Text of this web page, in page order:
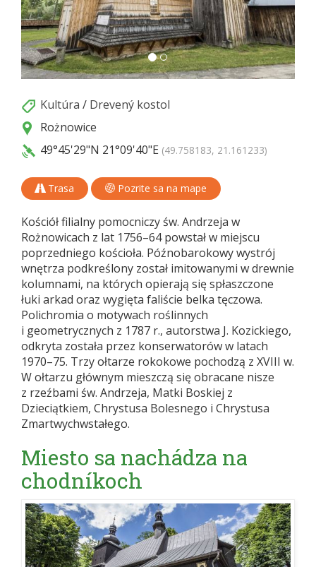
Kultúra / Drevený kostol
Rożnowice
49°45'29"N 21°09'40"E (49.758183, 21.161233)
Trasa Pozrite sa na mape
Kościół filialny pomocniczy św. Andrzeja w
Rożnowicach z lat 1756–64 powstał w miejscu
poprzedniego kościoła. Późnobarokowy wystrój
wnętrza podkreślony został imitowanymi w drewnie
kolumnami, na których opierają się spłaszczone
łuki arkad oraz wygięta faliście belka tęczowa.
Polichromia o motywach roślinnych
i geometrycznych z 1787 r., autorstwa J. Kozickiego,
odkryta została przez konserwatorów w latach
1970–75. Trzy ołtarze rokokowe pochodzą z XVIII w.
W ołtarzu głównym mieszczą się obracane nisze
z rzeźbami św. Andrzeja, Matki Boskiej z
Dzieciątkiem, Chrystusa Bolesnego i Chrystusa
Zmartwychwstałego.
Miesto sa nachádza na
chodníkoch